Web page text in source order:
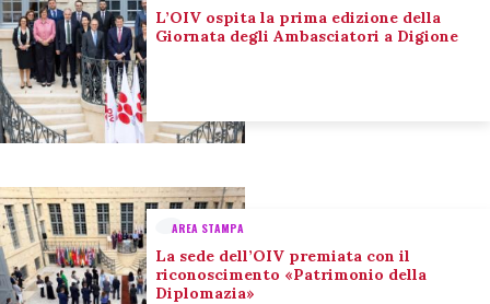
L’OIV ospita la prima edizione della
Giornata degli Ambasciatori a Digione
AREA STAMPA
La sede dell’OIV premiata con il
riconoscimento «Patrimonio della
Diplomazia»